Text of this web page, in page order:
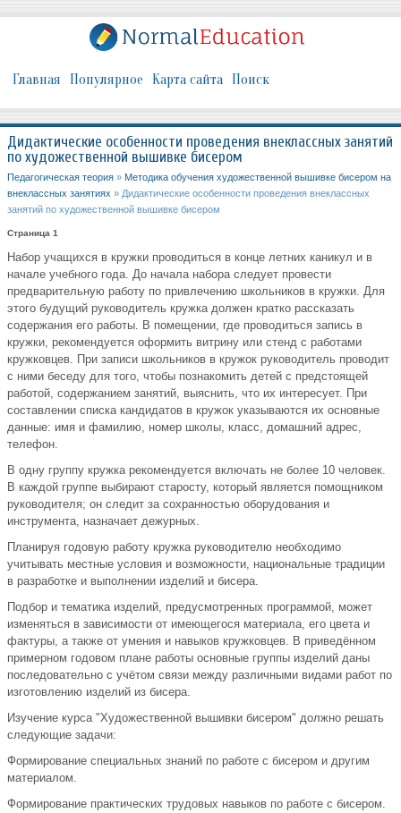
Главная Популярное Карта сайта Поиск
Дидактические особенности проведения внеклассных занятий
по художественной вышивке бисером
Педагогическая теория » Методика обучения художественной вышивке бисером на
внеклассных занятиях » Дидактические особенности проведения внеклассных
занятий по художественной вышивке бисером
Страница 1
Набор учащихся в кружки проводиться в конце летних каникул и в
начале учебного года. До начала набора следует провести
предварительную работу по привлечению школьников в кружки. Для
этого будущий руководитель кружка должен кратко рассказать
содержания его работы. В помещении, где проводиться запись в
кружки, рекомендуется оформить витрину или стенд с работами
кружковцев. При записи школьников в кружок руководитель проводит
с ними беседу для того, чтобы познакомить детей с предстоящей
работой, содержанием занятий, выяснить, что их интересует. При
составлении списка кандидатов в кружок указываются их основные
данные: имя и фамилию, номер школы, класс, домашний адрес,
телефон.
В одну группу кружка рекомендуется включать не более 10 человек.
В каждой группе выбирают старосту, который является помощником
руководителя; он следит за сохранностью оборудования и
инструмента, назначает дежурных.
Планируя годовую работу кружка руководителю необходимо
учитывать местные условия и возможности, национальные традиции
в разработке и выполнении изделий и бисера.
Подбор и тематика изделий, предусмотренных программой, может
изменяться в зависимости от имеющегося материала, его цвета и
фактуры, а также от умения и навыков кружковцев. В приведённом
примерном годовом плане работы основные группы изделий даны
последовательно с учётом связи между различными видами работ по
изготовлению изделий из бисера.
Изучение курса "Художественной вышивки бисером" должно решать
следующие задачи:
Формирование специальных знаний по работе с бисером и другим
материалом.
Формирование практических трудовых навыков по работе с бисером.